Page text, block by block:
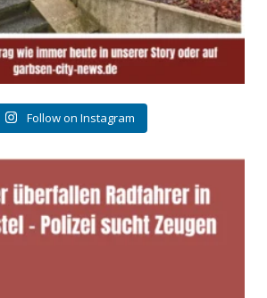
Follow on Instagram